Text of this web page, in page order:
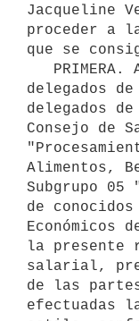
Jacqueline
proceder a
que se
delegados
delegados
Consejo de
Alimentos,
Subgrupo
de
Económicos
la presente
salarial,
de las
efectuadas